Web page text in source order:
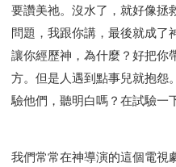
要讚美祂。沒水了，就好像拯
問題，我跟你講，最後就成了
讓你經歷神，為什麼？好把你
方。但是人遇到點事兒就抱怨
驗他們，聽明白嗎？在試驗一
我們常常在神導演的這個電視